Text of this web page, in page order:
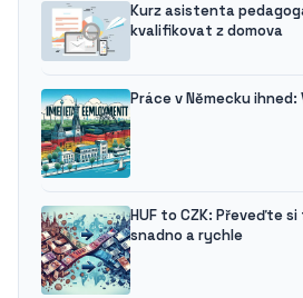
Kurz asistenta
kvalifikovat z domova
Práce v Německu
HUF to CZK: Převeďte
snadno a rychle